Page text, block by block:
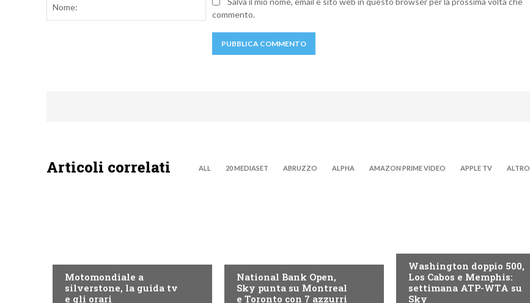
commento.
Articoli correlati ALL 20 MEDIASET ABRUZZO ALPHA AMAZON PRIME VIDEO APPLE TV ALTRO
Motomondiale a
silverstone, la guida tv
e gli orari
National Bank Open,
Sky punta su Montreal
e Toronto con 7 azzurri
Washington doppio 500,
Los Cabos e Memphis:
settimana ATP-WTA su
Sky